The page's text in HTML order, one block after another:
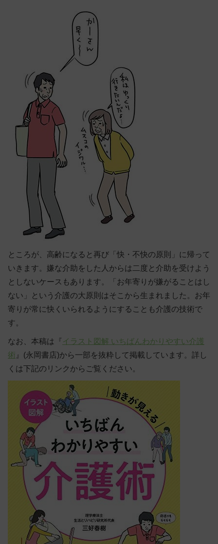
ところが、高齢になると再び「快・不快の原則」に帰って
いきます。嫌な介助をした人からは二度と介助を受けよう
としないケースもあります。「お年寄りが嫌がることはし
ない」という介護の大原則はそこから生まれました。お年
寄りが常に快くいられるようにすることも介護の技術で
す。
なお、本稿は『 イラスト図解 いちばんわかりやすい介護
術 』(永岡書店)から一部を抜粋して掲載しています。詳し
くは下記のリンクからご覧ください。